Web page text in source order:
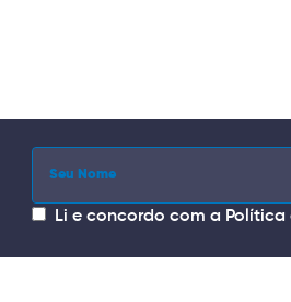
Li e concordo com a Política